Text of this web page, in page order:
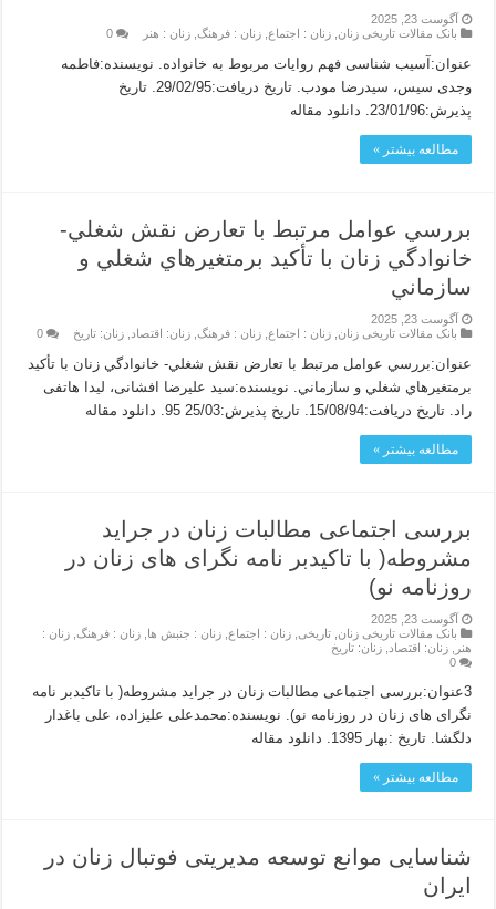
آگوست 23, 2025
بانک مقالات تاریخی زنان ,زنان : اجتماع ,زنان : فرهنگ ,زنان : هنر 0
عنوان:آسیب شناسی فهم روایات مربوط به خانواده. نویسنده:فاطمه
وجدی سیس، سیدرضا مودب. تاریخ دریافت:29/02/95. تاریخ
پذیرش:23/01/96. دانلود مقاله
مطالعه بیشتر »
بررسي عوامل مرتبط با تعارض نقش شغلي-
خانوادگي زنان با تأكيد برمتغيرهاي شغلي و
سازماني
آگوست 23, 2025
بانک مقالات تاریخی زنان ,زنان : اجتماع ,زنان : فرهنگ ,زنان: اقتصاد ,زنان: تاریخ 0
عنوان:بررسي عوامل مرتبط با تعارض نقش شغلي- خانوادگي زنان با تأكيد
برمتغيرهاي شغلي و سازماني. نویسنده:سید علیرضا افشانی، لیدا هاتفی
راد. تاریخ دریافت:15/08/94. تاریخ پذیرش:25/03 95. دانلود مقاله
مطالعه بیشتر »
بررسی اجتماعی مطالبات زنان در جراید
مشروطه( با تاکیدبر نامه نگرای های زنان در
روزنامه نو)
آگوست 23, 2025
بانک مقالات تاریخی زنان ,تاریخی ,زنان : اجتماع ,زنان : جنبش ها ,زنان : فرهنگ ,زنان :
هنر
,زنان: اقتصاد ,زنان: تاریخ
0
3عنوان:بررسی اجتماعی مطالبات زنان در جراید مشروطه( با تاکیدبر نامه
نگرای های زنان در روزنامه نو). نویسنده:محمدعلی علیزاده، علی باغدار
دلگشا. تاریخ :بهار 1395. دانلود مقاله
مطالعه بیشتر »
شناسایی موانع توسعه مدیریتی فوتبال زنان در
ایران